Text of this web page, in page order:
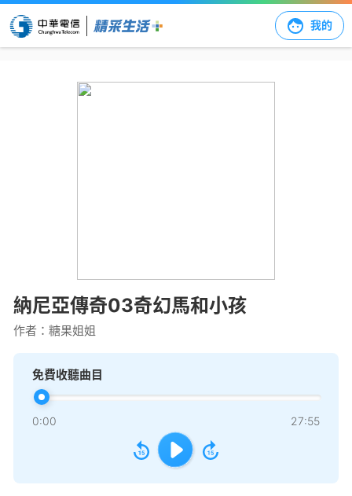
我的
納尼亞傳奇03奇幻馬和小孩
作者： 糖果姐姐
免費收聽曲目
0:00 27:55